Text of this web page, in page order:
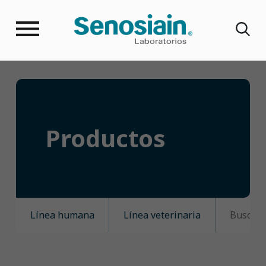
Productos
Línea humana Línea veterinaria